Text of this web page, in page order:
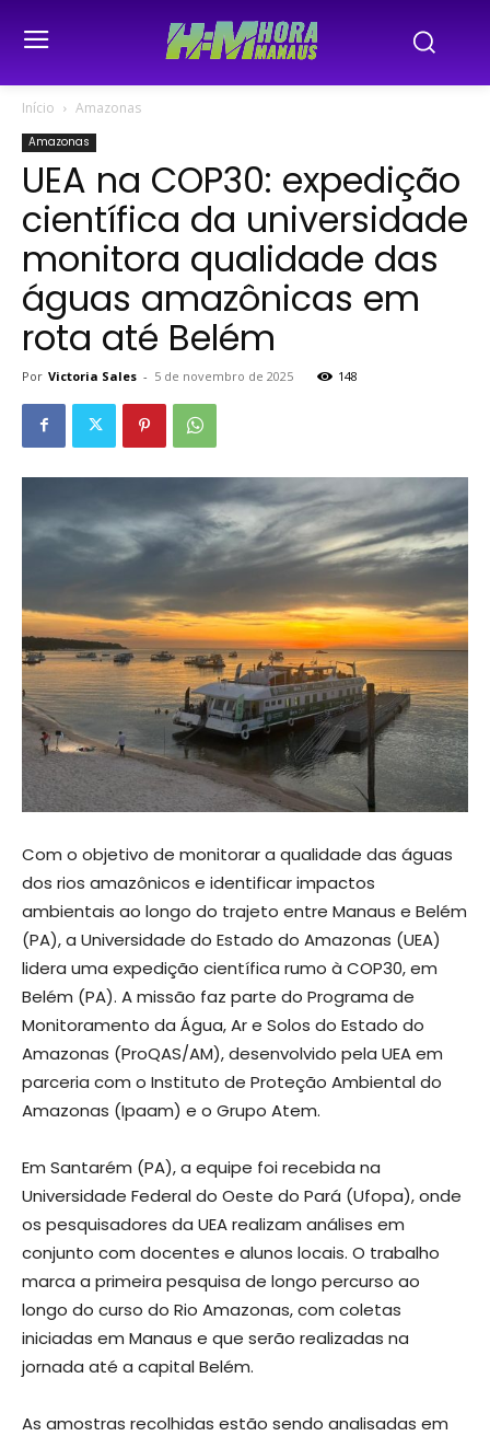
Início Amazonas
Amazonas
UEA na COP30: expedição
científica da universidade
monitora qualidade das
águas amazônicas em
rota até Belém
Por Victoria Sales - 5 de novembro de 2025 148
Com o objetivo de monitorar a qualidade das águas
dos rios amazônicos e identificar impactos
ambientais ao longo do trajeto entre Manaus e Belém
(PA), a Universidade do Estado do Amazonas (UEA)
lidera uma expedição científica rumo à COP30, em
Belém (PA). A missão faz parte do Programa de
Monitoramento da Água, Ar e Solos do Estado do
Amazonas (ProQAS/AM), desenvolvido pela UEA em
parceria com o Instituto de Proteção Ambiental do
Amazonas (Ipaam) e o Grupo Atem.
Em Santarém (PA), a equipe foi recebida na
Universidade Federal do Oeste do Pará (Ufopa), onde
os pesquisadores da UEA realizam análises em
conjunto com docentes e alunos locais. O trabalho
marca a primeira pesquisa de longo percurso ao
longo do curso do Rio Amazonas, com coletas
iniciadas em Manaus e que serão realizadas na
jornada até a capital Belém.
As amostras recolhidas estão sendo analisadas em